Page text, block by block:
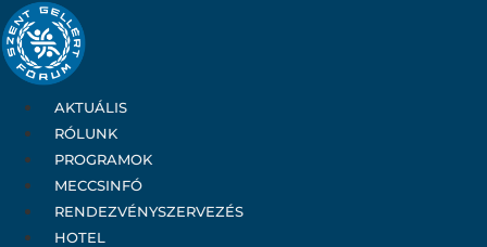
Ugrás
a
tartalomhoz
AKTUÁLIS
RÓLUNK
PROGRAMOK
MECCSINFÓ
RENDEZVÉNYSZERVEZÉS
HOTEL